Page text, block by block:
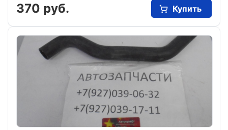
370 руб. Купить